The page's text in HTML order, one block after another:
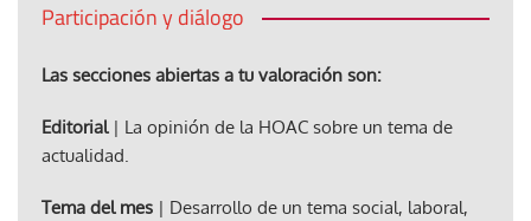
Participación y diálogo
Las secciones abiertas a tu valoración son:
Editorial| La opinión de la HOAC sobre un tema de
actualidad.
Tema del mes | Desarrollo de un tema social, laboral,